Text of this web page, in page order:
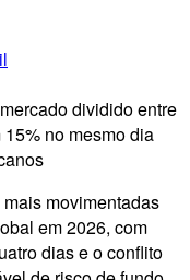
dividido entre
no mesmo dia
movimentadas
em 2026, com
dias e o conflito